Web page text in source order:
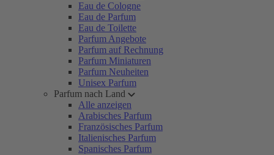
Eau de Cologne
Eau de Parfum
Eau de Toilette
Parfum Angebote
Parfum auf Rechnung
Parfum Miniaturen
Parfum Neuheiten
Unisex Parfum
Parfum nach Land
Alle anzeigen
Arabisches Parfum
Französisches Parfum
Italienisches Parfum
Spanisches Parfum